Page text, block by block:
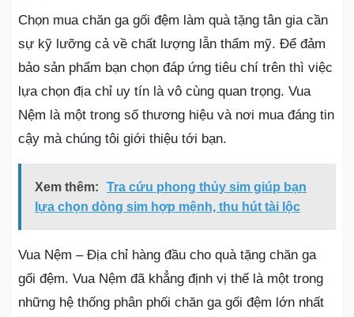
Chọn mua chăn ga gối đệm làm quà tặng tân gia cần
sự kỹ lưỡng cả về chất lượng lẫn thẩm mỹ. Để đảm
bảo sản phẩm bạn chọn đáp ứng tiêu chí trên thì việc
lựa chọn địa chỉ uy tín là vô cùng quan trọng. Vua
Nệm là một trong số thương hiệu và nơi mua đáng tin
cậy mà chúng tôi giới thiệu tới bạn.
Xem thêm:
Tra cứu phong thủy sim giúp bạn
lựa chọn dòng sim hợp mệnh, thu hút tài lộc
Vua Nệm – Địa chỉ hàng đầu cho quà tặng chăn ga
gối đệm. Vua Nệm đã khẳng định vị thế là một trong
những hệ thống phân phối chăn ga gối đệm lớn nhất